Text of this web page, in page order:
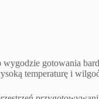
wygodzie gotowania
temperaturę i